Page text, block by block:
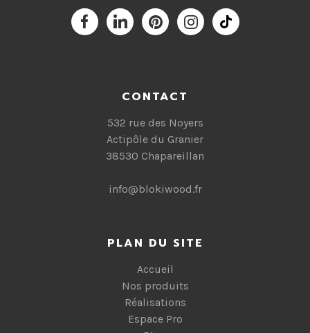
CONTACT
532 rue des Noyers
Actipôle du Granier
38530 Chapareillan
info@blokiwood.fr
PLAN DU SITE
Accueil
Nos produits
Réalisations
Espace Pro